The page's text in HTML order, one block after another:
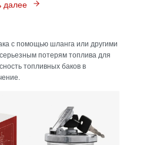
уязвимы для попыток кражи
времени, могут становиться
кражи топлива.
далее
бака с помощью шланга или другими
к серьезным потерям топлива для